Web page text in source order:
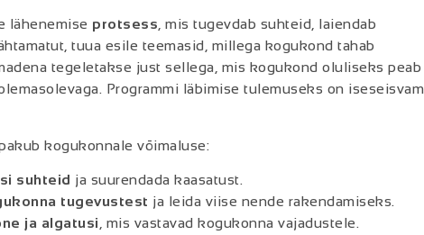
lähenemise protsess , mis tugevdab suhteid, laiendab
tuua esile teemasid, millega kogukond tahab
tegeletakse just sellega, mis kogukond oluliseks peab
Programmi läbimise tulemuseks on iseseisvam
kogukonnale võimaluse:
suhteid ja suurendada kaasatust.
tugevustest ja leida viise nende rakendamiseks.
ja algatusi , mis vastavad kogukonna vajadustele.